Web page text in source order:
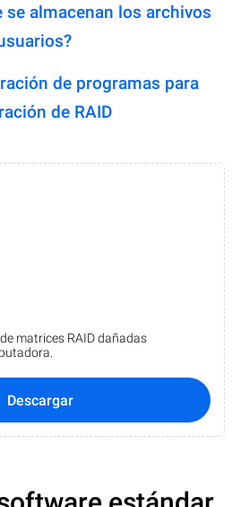
se almacenan los archivos
de programas para
de RAID
matrices RAID dañadas
Descargar